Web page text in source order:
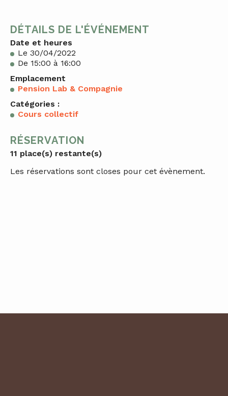
DÉTAILS DE L'ÉVÉNEMENT
Date et heures
Le 30/04/2022
De 15:00 à 16:00
Emplacement
Pension Lab & Compagnie
Catégories :
Cours collectif
RÉSERVATION
11 place(s) restante(s)
Les réservations sont closes pour cet évènement.